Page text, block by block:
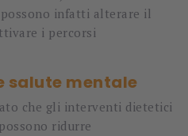
infatti alterare il
i percorsi
salute mentale
che gli interventi dietetici
ridurre